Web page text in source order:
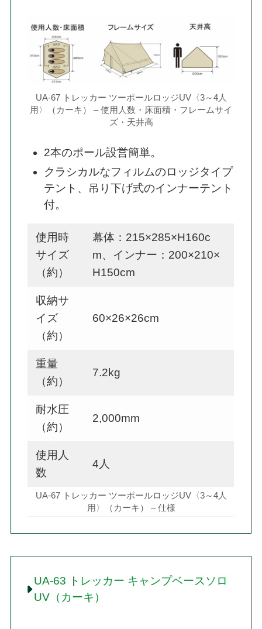
UA-67 トレッカー ツーポールロッジUV〈3～4人
用〉（カーキ） – 使用人数・床面積・フレームサイ
ズ・天井高
2本のポール設営簡単。
クラシカルなフィルムのロッジタイプ
テント、吊り下げ式のインナーテント
付。
使用時
サイズ
（約）
幕体：215×285×H160c
m、インナー：200×210×
H150cm
収納サ
イズ
（約）
60×26×26cm
重量
（約）
7.2kg
耐水圧
（約）
2,000mm
使用人
数
4人
UA-67 トレッカー ツーポールロッジUV〈3～4人
用〉（カーキ） – 仕様
UA-63 トレッカー キャンプベースソロ
UV（カーキ）